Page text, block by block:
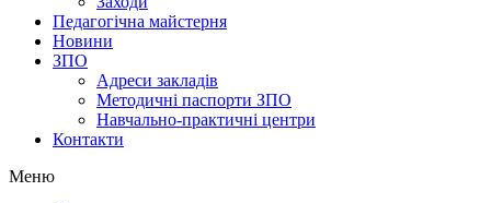
Педагогічна майстерня
Новини
ЗПО
Адреси закладів
Методичні паспорти ЗПО
Навчально-практичні центри
Контакти
Меню